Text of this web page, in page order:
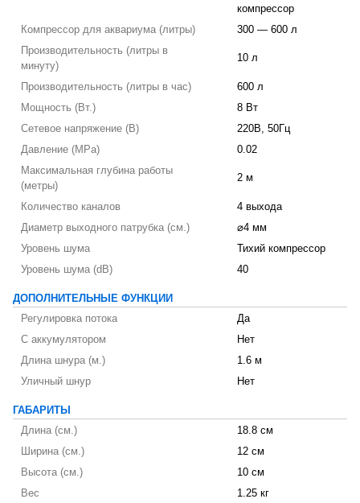
компрессор
Компрессор для аквариума (литры)
300 — 600 л
Производительность (литры в
минуту)
10 л
Производительность (литры в час)
600 л
Мощность (Вт.)
8 Вт
Сетевое напряжение (В)
220В, 50Гц
Давление (MPa)
0.02
Максимальная глубина работы
(метры)
2 м
Количество каналов
4 выхода
Диаметр выходного патрубка (см.)
⌀4 мм
Уровень шума
Тихий компрессор
Уровень шума (dB)
40
ДОПОЛНИТЕЛЬНЫЕ ФУНКЦИИ
Регулировка потока
Да
С аккумулятором
Нет
Длина шнура (м.)
1.6 м
Уличный шнур
Нет
ГАБАРИТЫ
Длина (см.)
18.8 см
Ширина (см.)
12 см
Высота (см.)
10 см
Вес
1.25 кг